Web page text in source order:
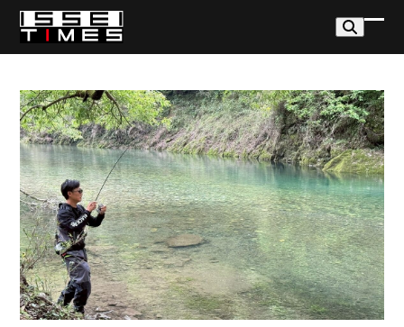
Skip
content
モ
イ
ル
メ
ニ
ュ
ー
を
開
モ
イ
ル
メ
ニ
ュ
ー
を
閉